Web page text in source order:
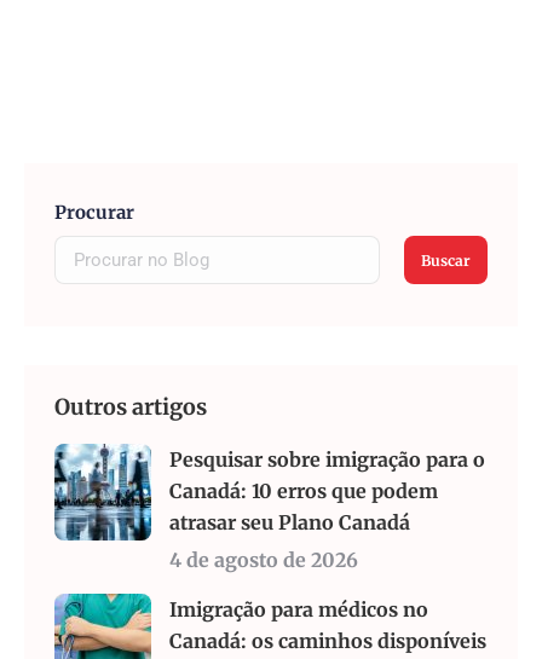
Procurar
Buscar
Outros artigos
Pesquisar sobre imigração para o
Canadá: 10 erros que podem
atrasar seu Plano Canadá
4 de agosto de 2026
Imigração para médicos no
Canadá: os caminhos disponíveis